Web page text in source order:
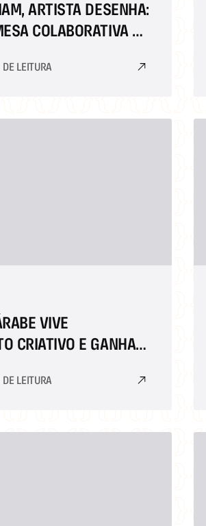
ARTISTA DESENHA:
COLABORATIVA DE
LEITURA
VIVE
CRIATIVO E GANHA
LEITURA